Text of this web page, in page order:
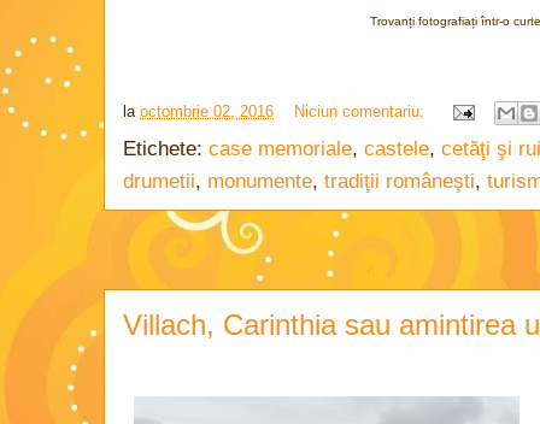
Trovanți fotografiați într-o
la octombrie 02, 2016 Niciun comentariu:
Etichete: case memoriale, castele, cetăţi şi
drumetii, monumente, tradiţii româneşti,
Villach, Carinthia sau amintirea